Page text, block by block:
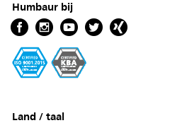
Humbaur bij
Land / taal